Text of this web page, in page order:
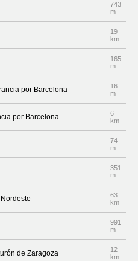
743
m
19
km
165
m
por Barcelona
16
m
por Barcelona
6
km
74
m
351
m
63
km
991
m
de Zaragoza
12
km